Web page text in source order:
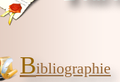
Bibliographie